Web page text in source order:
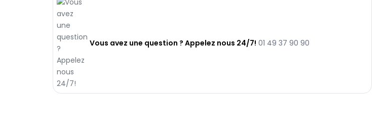
Vous avez une question ? Appelez nous 24/7! 01 49 37 90 90